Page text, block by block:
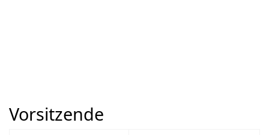
Vorsitzende